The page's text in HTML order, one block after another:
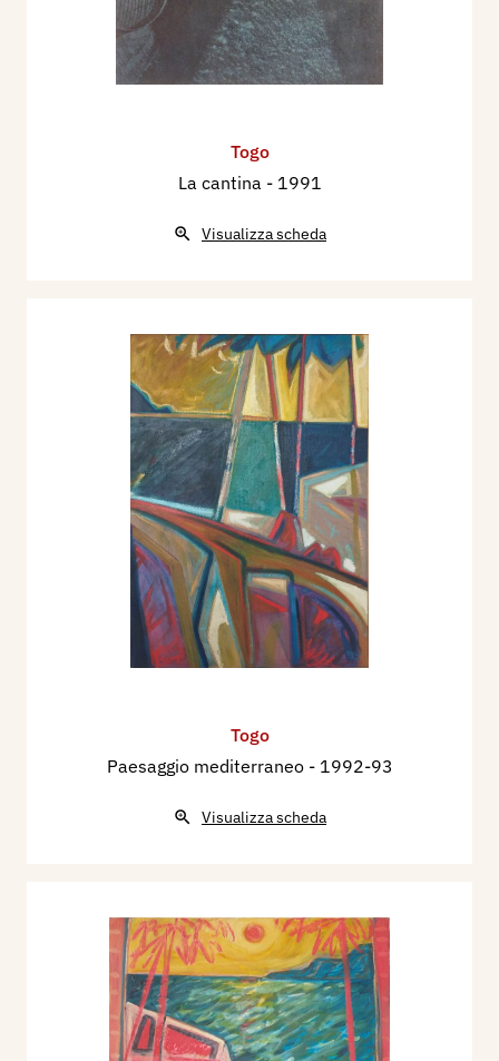
Togo
La cantina - 1991
Visualizza scheda
Togo
Paesaggio mediterraneo - 1992-93
Visualizza scheda